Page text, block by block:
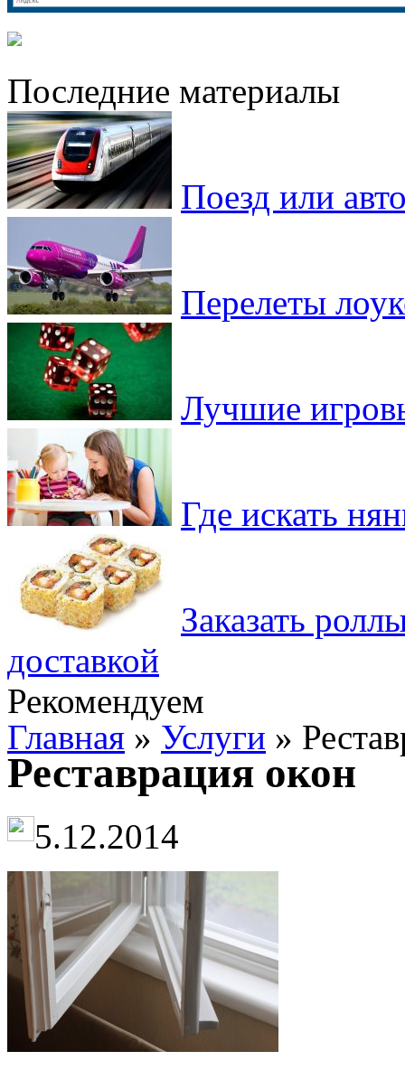
Последние материалы
Поезд или
Перелеты
Лучшие
Где искать
Заказать
доставкой
Рекомендуем
Главная » Услуги »
Реставрация окон
5.12.2014